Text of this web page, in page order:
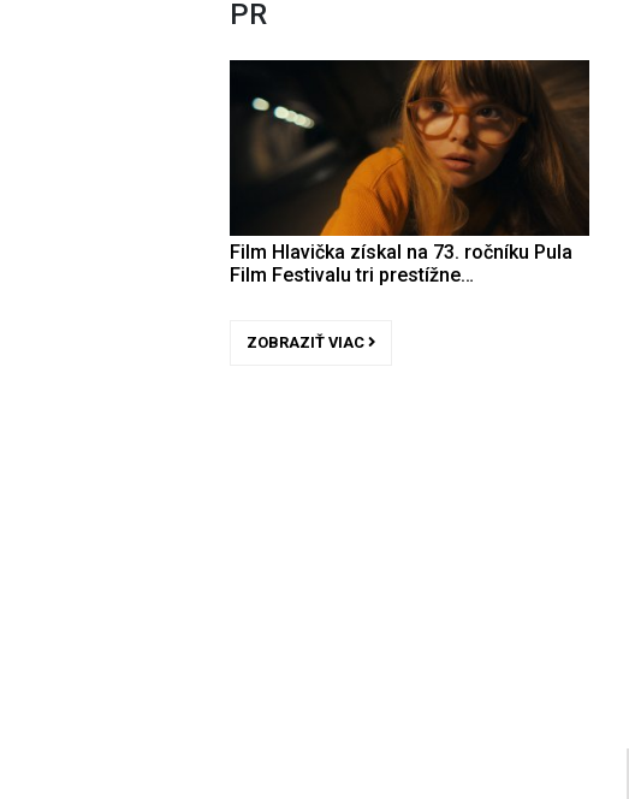
PR
Film Hlavička získal na 73. ročníku Pula
Film Festivalu tri prestížne…
ZOBRAZIŤ VIAC